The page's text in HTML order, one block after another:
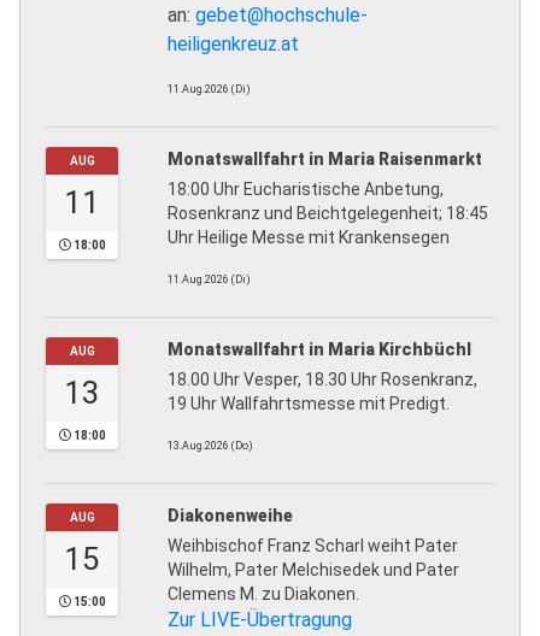
an: gebet@hochschule-
heiligenkreuz.at
11.Aug.2026 (Di)
AUG
11
18:00
Monatswallfahrt in Maria Raisenmarkt
18:00 Uhr Eucharistische Anbetung,
Rosenkranz und Beichtgelegenheit; 18:45
Uhr Heilige Messe mit Krankensegen
11.Aug.2026 (Di)
AUG
13
18:00
Monatswallfahrt in Maria Kirchbüchl
18.00 Uhr Vesper, 18.30 Uhr Rosenkranz,
19 Uhr Wallfahrtsmesse mit Predigt.
13.Aug.2026 (Do)
AUG
15
15:00
Diakonenweihe
Weihbischof Franz Scharl weiht Pater
Wilhelm, Pater Melchisedek und Pater
Clemens M. zu Diakonen.
Zur LIVE-Übertragung